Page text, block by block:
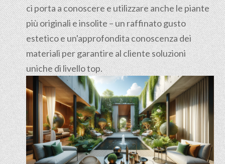
ci porta a conoscere e utilizzare anche le piante
più originali e insolite – un raffinato gusto
estetico e un'approfondita conoscenza dei
materiali per garantire al cliente soluzioni
uniche di livello top.